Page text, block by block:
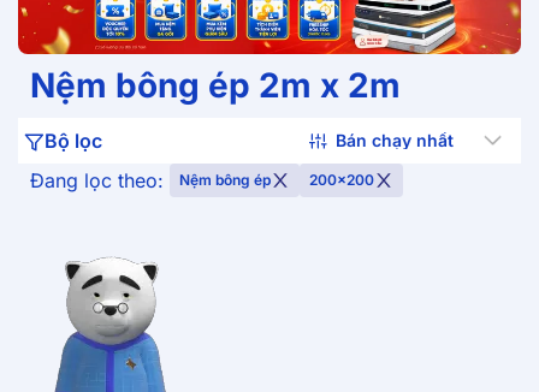
Nệm bông ép 2m x 2m
Đang lọc theo: Nệm bông ép 200x200
Bộ lọc